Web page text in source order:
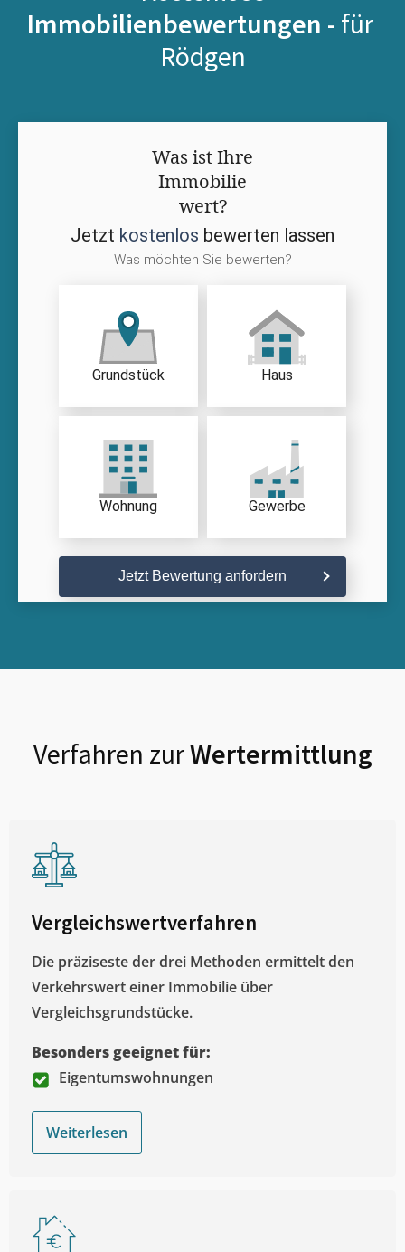
Immobilienbewertungen - für
Rödgen
Was ist Ihre
Immobilie
wert?
Jetzt kostenlos bewerten lassen
Was möchten Sie bewerten?
Grundstück Haus
Wohnung Gewerbe
Jetzt Bewertung anfordern
Verfahren zurWertermittlung
Vergleichswertverfahren
Die präziseste der drei Methoden ermittelt den
Verkehrswert einer Immobilie über
Vergleichsgrundstücke.
Besonders geeignet für:
Eigentumswohnungen
Weiterlesen